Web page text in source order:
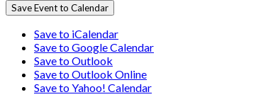
Save Event to Calendar
Save to iCalendar
Save to Google Calendar
Save to Outlook
Save to Outlook Online
Save to Yahoo! Calendar